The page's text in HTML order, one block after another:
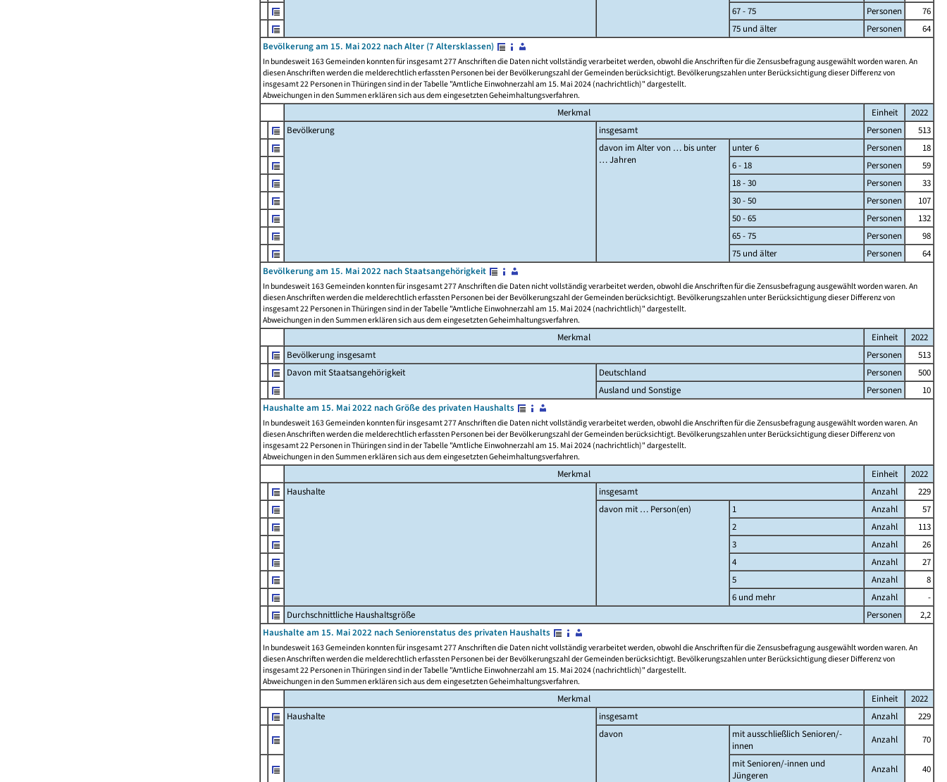
67 - 75
Personen
76
75 und älter
Personen
64
Bevölkerung am 15. Mai 2022 nach Alter (7 Altersklassen)
In bundesweit 163 Gemeinden konnten für insgesamt 277 Anschriften die Daten nicht vollständig verarbeitet werden, obwohl die Anschriften für die Zensusbefragung ausgewählt worden waren. An
diesen Anschriften werden die melderechtlich erfassten Personen bei der Bevölkerungszahl der Gemeinden berücksichtigt. Bevölkerungszahlen unter Berücksichtigung dieser Differenz von
insgesamt 22 Personen in Thüringen sind in der Tabelle "Amtliche Einwohnerzahl am 15. Mai 2024 (nachrichtlich)" dargestellt.
Abweichungen in den Summen erklären sich aus dem eingesetzten Geheimhaltungsverfahren.
Merkmal Einheit
2022
Bevölkerung
insgesamt Personen
513
davon im Alter von … bis unter
… Jahren
unter 6 Personen
18
6 - 18
Personen
59
18 - 30
Personen
33
30 - 50
Personen
107
50 - 65
Personen
132
65 - 75
Personen
98
75 und älter
Personen
64
Bevölkerung am 15. Mai 2022 nach Staatsangehörigkeit
In bundesweit 163 Gemeinden konnten für insgesamt 277 Anschriften die Daten nicht vollständig verarbeitet werden, obwohl die Anschriften für die Zensusbefragung ausgewählt worden waren. An
diesen Anschriften werden die melderechtlich erfassten Personen bei der Bevölkerungszahl der Gemeinden berücksichtigt. Bevölkerungszahlen unter Berücksichtigung dieser Differenz von
insgesamt 22 Personen in Thüringen sind in der Tabelle "Amtliche Einwohnerzahl am 15. Mai 2024 (nachrichtlich)" dargestellt.
Abweichungen in den Summen erklären sich aus dem eingesetzten Geheimhaltungsverfahren.
Merkmal Einheit
2022
Bevölkerung insgesamt
Personen
513
Davon mit Staatsangehörigkeit
Deutschland Personen
500
Ausland und Sonstige
Personen
10
Haushalte am 15. Mai 2022 nach Größe des privaten Haushalts
In bundesweit 163 Gemeinden konnten für insgesamt 277 Anschriften die Daten nicht vollständig verarbeitet werden, obwohl die Anschriften für die Zensusbefragung ausgewählt worden waren. An
diesen Anschriften werden die melderechtlich erfassten Personen bei der Bevölkerungszahl der Gemeinden berücksichtigt. Bevölkerungszahlen unter Berücksichtigung dieser Differenz von
insgesamt 22 Personen in Thüringen sind in der Tabelle "Amtliche Einwohnerzahl am 15. Mai 2024 (nachrichtlich)" dargestellt.
Abweichungen in den Summen erklären sich aus dem eingesetzten Geheimhaltungsverfahren.
Merkmal Einheit
2022
Haushalte
insgesamt Anzahl
229
davon mit … Person(en)
1 Anzahl
57
2
Anzahl
113
3
Anzahl
26
4
Anzahl
27
5
Anzahl
8
6 und mehr
Anzahl
-
Durchschnittliche Haushaltsgröße
Personen
2,2
Haushalte am 15. Mai 2022 nach Seniorenstatus des privaten Haushalts
In bundesweit 163 Gemeinden konnten für insgesamt 277 Anschriften die Daten nicht vollständig verarbeitet werden, obwohl die Anschriften für die Zensusbefragung ausgewählt worden waren. An
diesen Anschriften werden die melderechtlich erfassten Personen bei der Bevölkerungszahl der Gemeinden berücksichtigt. Bevölkerungszahlen unter Berücksichtigung dieser Differenz von
insgesamt 22 Personen in Thüringen sind in der Tabelle "Amtliche Einwohnerzahl am 15. Mai 2024 (nachrichtlich)" dargestellt.
Abweichungen in den Summen erklären sich aus dem eingesetzten Geheimhaltungsverfahren.
Merkmal Einheit
2022
Haushalte
insgesamt Anzahl
229
davon
mit ausschließlich Senioren/-
innen
Anzahl
70
mit Senioren/-innen und
Jüngeren
Anzahl
40